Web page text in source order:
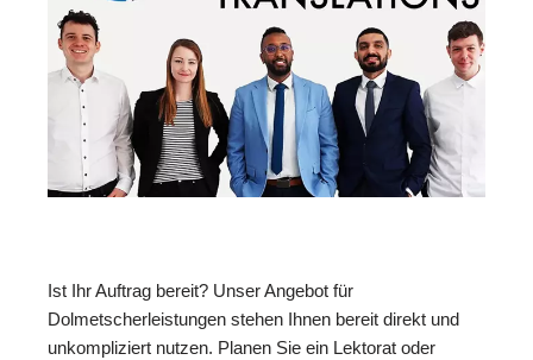
Ist Ihr Auftrag bereit? Unser Angebot für
Dolmetscherleistungen stehen Ihnen bereit direkt und
unkompliziert nutzen. Planen Sie ein Lektorat oder